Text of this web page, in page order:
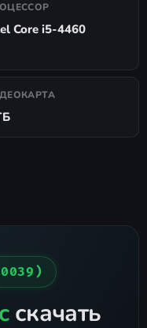
Core i5-4460
скачать